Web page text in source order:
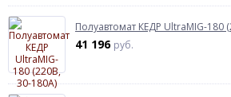
Полуавтомат КЕДР UltraMIG-180
41 196 руб.